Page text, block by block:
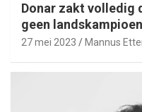
Donar zakt volledig
geen
27 mei 2023 Mannus